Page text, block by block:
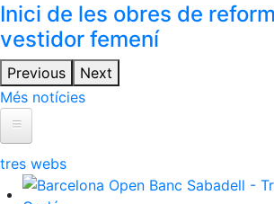
Inici de les obres de
vestidor femení
Previous
Next
Més notícies
webs